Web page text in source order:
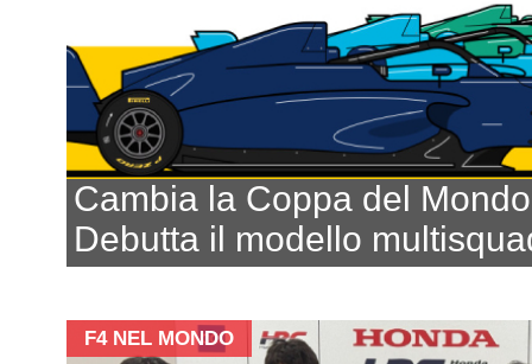
Cambia la Coppa del
Debutta il modello
F4 NEL MONDO